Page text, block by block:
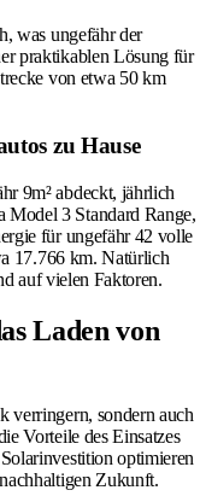
was ungefähr der
praktikablen Lösung für
von etwa 50 km
zu Hause
9m² abdeckt, jährlich
Model 3 Standard Range,
für ungefähr 42 volle
17.766 km. Natürlich
auf vielen Faktoren.
Laden von
verringern, sondern auch
Vorteile des Einsatzes
optimieren
Zukunft.